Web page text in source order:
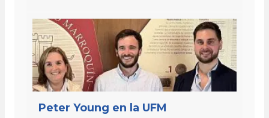
Peter Young en la UFM